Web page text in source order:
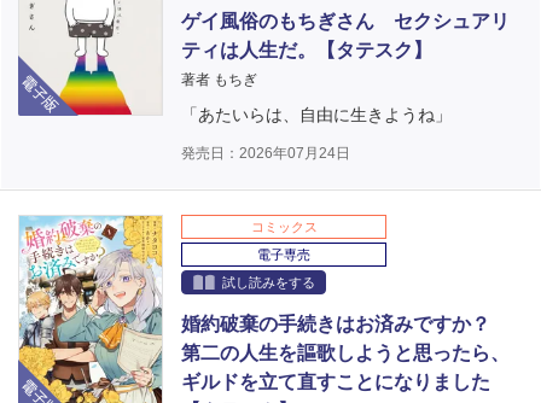
電子版
ゲイ風俗のもちぎさん セクシュアリ
ティは人生だ。【タテスク】
著者 もちぎ
「あたいらは、自由に生きようね」
発売日：2026年07月24日
電子版
コミックス
電子専売
試し読みをする
婚約破棄の手続きはお済みですか？
第二の人生を謳歌しようと思ったら、
ギルドを立て直すことになりました